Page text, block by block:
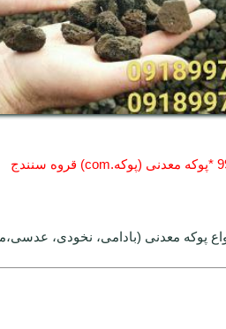
پوکه معدنی (بادامی، نخودی،